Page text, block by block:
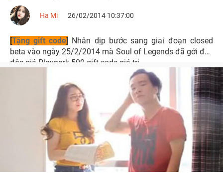
Ha Mi 26/02/2014 10:37:00
[Tặng gift code] Nhân dịp bước sang giai đoạn closed
beta vào ngày 25/2/2014 mà Soul of Legends đã gởi đến
độc giả Playpark 500 gift code giá trị.